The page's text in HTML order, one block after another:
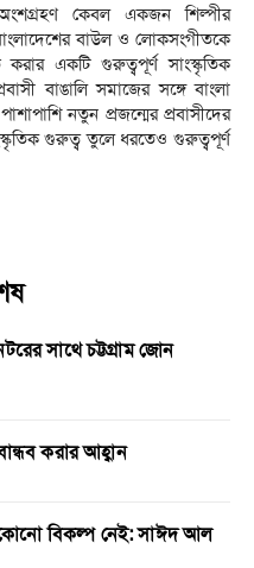
কেবল একজন শিল্পীর
বাউল ও লোকসংগীতকে
করার একটি গুরুত্বপূর্ণ সাংস্কৃতিক
বাঙালি সমাজের সঙ্গে বাংলা
নতুন প্রজন্মের প্রবাসীদের
গুরুত্ব তুলে ধরতেও গুরুত্বপূর্ণ
সাথে চট্টগ্রাম জোন
করার আহ্বান
কোনো বিকল্প নেই: সাঈদ আল